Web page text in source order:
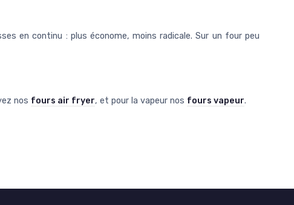
en continu : plus économe, moins radicale. Sur un four peu
nos fours air fryer, et pour la vapeur nos fours vapeur.